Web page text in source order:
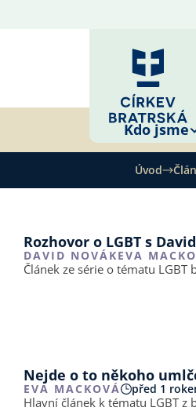
Kdo jsme
Úvod
Rozhovor o LGBT s
DAVID NOVÁKEVA
Článek ze série o tématu LGBT
Nejde o to někoho
EVA MACKOVÁ před 1
Hlavní článek k tématu LGBT z